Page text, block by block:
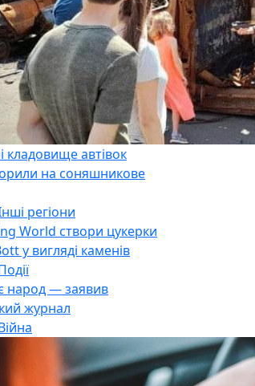
кладовище автівок
на соняшникове
регіони
World створи цукерки
у вигляді каменів
є народ — заявив
журнал